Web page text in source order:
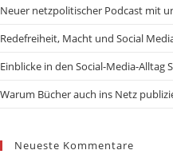
Neuer netzpolitischer Podcast mit
Redefreiheit, Macht und Social
Einblicke in den Social-Media-Alltag
Warum Bücher auch ins Netz
Neueste Kommentare